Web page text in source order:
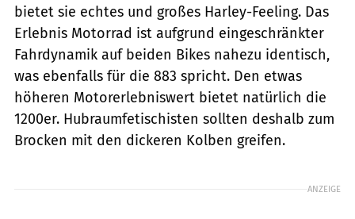
bietet sie echtes und großes Harley-Feeling. Das
Erlebnis Motorrad ist aufgrund eingeschränkter
Fahrdynamik auf beiden Bikes nahezu identisch,
was ebenfalls für die 883 spricht. Den etwas
höheren Motorerlebniswert bietet natürlich die
1200er. Hubraumfetischisten sollten deshalb zum
Brocken mit den dickeren Kolben greifen.
ANZEIGE